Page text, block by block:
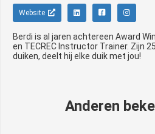
Website
Berdi is al jaren achtereen Award
en TECREC Instructor Trainer. Zijn
duiken, deelt hij elke duik met jou!
Anderen